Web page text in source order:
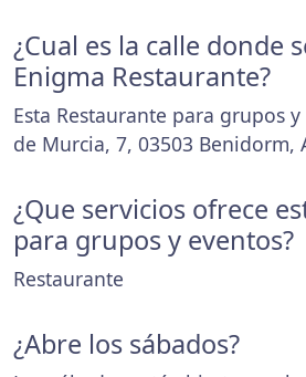
¿Cual es la calle donde
Enigma Restaurante?
Esta Restaurante para grupos
de Murcia, 7, 03503 Benidorm,
¿Que servicios ofrece
para grupos y eventos?
Restaurante
¿Abre los sábados?